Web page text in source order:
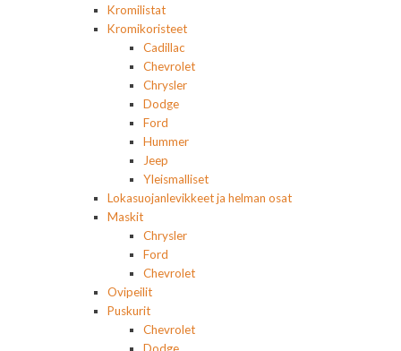
Kromilistat
Kromikoristeet
Cadillac
Chevrolet
Chrysler
Dodge
Ford
Hummer
Jeep
Yleismalliset
Lokasuojanlevikkeet ja helman osat
Maskit
Chrysler
Ford
Chevrolet
Ovipeilit
Puskurit
Chevrolet